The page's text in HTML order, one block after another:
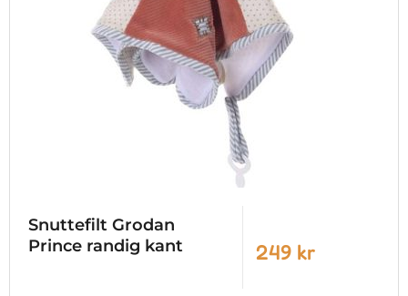
Snuttefilt Grodan
Prince randig kant
249 kr